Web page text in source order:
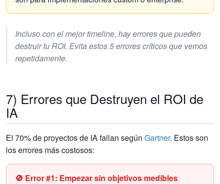
Incluso con el mejor timeline, hay errores que pueden
destruir tu ROI. Evita estos 5 errores críticos que vemos
repetidamente.
7) Errores que Destruyen el ROI de
IA
El 70% de proyectos de IA fallan según Gartner. Estos son
los errores más costosos:
🚫 Error #1: Empezar sin objetivos medibles